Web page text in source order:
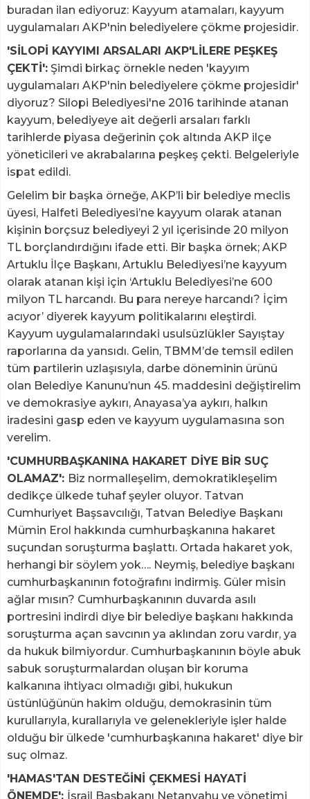
buradan ilan ediyoruz: Kayyum atamaları, kayyum
uygulamaları AKP'nin belediyelere çökme projesidir.
'SİLOPİ KAYYIMI ARSALARI AKP'LİLERE PEŞKEŞ
ÇEKTİ': Şimdi birkaç örnekle neden 'kayyım
uygulamaları AKP'nin belediyelere çökme projesidir'
diyoruz? Silopi Belediyesi'ne 2016 tarihinde atanan
kayyum, belediyeye ait değerli arsaları farklı
tarihlerde piyasa değerinin çok altında AKP ilçe
yöneticileri ve akrabalarına peşkeş çekti. Belgeleriyle
ispat edildi.
Gelelim bir başka örneğe, AKP’li bir belediye meclis
üyesi, Halfeti Belediyesi’ne kayyum olarak atanan
kişinin borçsuz belediyeyi 2 yıl içerisinde 20 milyon
TL borçlandırdığını ifade etti. Bir başka örnek; AKP
Artuklu İlçe Başkanı, Artuklu Belediyesi’ne kayyum
olarak atanan kişi için ‘Artuklu Belediyesi’ne 600
milyon TL harcandı. Bu para nereye harcandı? İçim
acıyor’ diyerek kayyum politikalarını eleştirdi.
Kayyum uygulamalarındaki usulsüzlükler Sayıştay
raporlarına da yansıdı. Gelin, TBMM’de temsil edilen
tüm partilerin uzlaşısıyla, darbe döneminin ürünü
olan Belediye Kanunu’nun 45. maddesini değiştirelim
ve demokrasiye aykırı, Anayasa’ya aykırı, halkın
iradesini gasp eden ve kayyum uygulamasına son
verelim.
'CUMHURBAŞKANINA HAKARET DİYE BİR SUÇ
OLAMAZ': Biz normalleşelim, demokratikleşelim
dedikçe ülkede tuhaf şeyler oluyor. Tatvan
Cumhuriyet Başsavcılığı, Tatvan Belediye Başkanı
Mümin Erol hakkında cumhurbaşkanına hakaret
suçundan soruşturma başlattı. Ortada hakaret yok,
herhangi bir söylem yok…. Neymiş, belediye başkanı
cumhurbaşkanının fotoğrafını indirmiş. Güler misin
ağlar mısın? Cumhurbaşkanının duvarda asılı
portresini indirdi diye bir belediye başkanı hakkında
soruşturma açan savcının ya aklından zoru vardır, ya
da hukuk bilmiyordur. Cumhurbaşkanının böyle abuk
sabuk soruşturmalardan oluşan bir koruma
kalkanına ihtiyacı olmadığı gibi, hukukun
üstünlüğünün hakim olduğu, demokrasinin tüm
kurullarıyla, kurallarıyla ve gelenekleriyle işler halde
olduğu bir ülkede 'cumhurbaşkanına hakaret' diye bir
suç olmaz.
'HAMAS'TAN DESTEĞİNİ ÇEKMESİ HAYATİ
ÖNEMDE': İsrail Başbakanı Netanyahu ve yönetimi